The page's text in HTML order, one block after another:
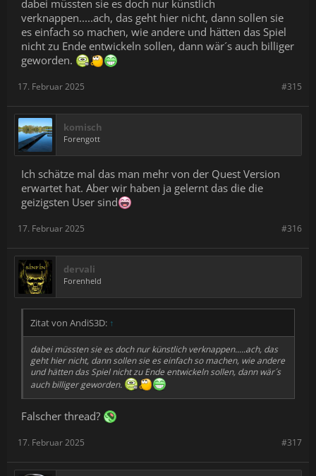
dabei müssten sie es doch nur künstlich
verknappen.....ach, das geht hier nicht, dann sollen sie
es einfach so machen, wie andere und hätten das Spiel
nicht zu Ende entwickeln sollen, dann wär´s auch billiger
geworden.
#315
17. Februar 2025
komisch
Forengott
Ich schätze mal das man mehr von der Quest Version
erwartet hat. Aber wir haben ja gelernt das die die
geizigsten User sind
#316
17. Februar 2025
dervali
Forenheld
Zitat von AndiS3D: ↑
dabei müssten sie es doch nur künstlich verknappen.....ach, das
geht hier nicht, dann sollen sie es einfach so machen, wie andere
und hätten das Spiel nicht zu Ende entwickeln sollen, dann wär´s
auch billiger geworden.
Falscher thread?
#317
17. Februar 2025